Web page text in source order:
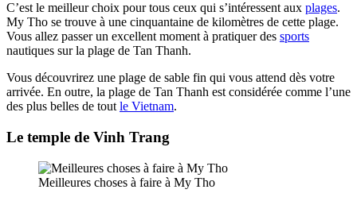
C’est le meilleur choix pour tous ceux qui s’intéressent aux plages.
My Tho se trouve à une cinquantaine de kilomètres de cette plage.
Vous allez passer un excellent moment à pratiquer des sports
nautiques sur la plage de Tan Thanh.
Vous découvrirez une plage de sable fin qui vous attend dès votre
arrivée. En outre, la plage de Tan Thanh est considérée comme l’une
des plus belles de tout le Vietnam.
Le temple de Vinh Trang
Meilleures choses à faire à My Tho